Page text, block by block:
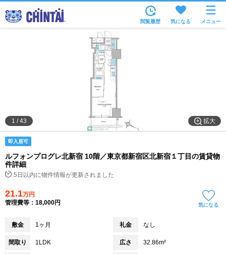
沿線・駅から
住所から
家賃相場から
物件特集から
不動産会社から
閲覧履歴 気になる メニュー
拡大
1 /43
即入居可
ルフォンプログレ北新宿 10階／東京都新宿区北新宿１丁目の賃貸物
件詳細
5日以内に物件情報が更新されました
21.1万円
管理費等：18,000円
気になる
敷金 1ヶ月 礼金 なし
間取り 1LDK 広さ 32.86m²